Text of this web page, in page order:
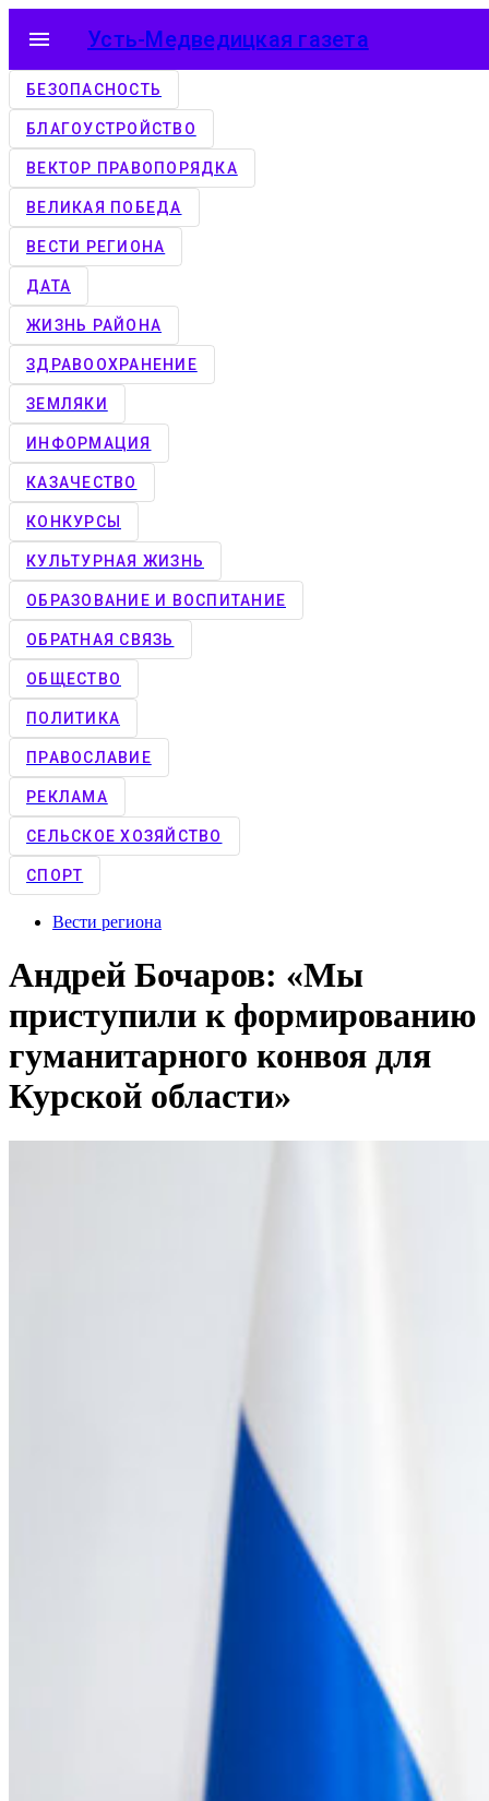
menu Усть-Медведицкая газета
БЕЗОПАСНОСТЬ
БЛАГОУСТРОЙСТВО
ВЕКТОР ПРАВОПОРЯДКА
ВЕЛИКАЯ ПОБЕДА
ВЕСТИ РЕГИОНА
ДАТА
ЖИЗНЬ РАЙОНА
ЗДРАВООХРАНЕНИЕ
ЗЕМЛЯКИ
ИНФОРМАЦИЯ
КАЗАЧЕСТВО
КОНКУРCЫ
КУЛЬТУРНАЯ ЖИЗНЬ
ОБРАЗОВАНИЕ И ВОСПИТАНИЕ
ОБРАТНАЯ СВЯЗЬ
ОБЩЕСТВО
ПОЛИТИКА
ПРАВОСЛАВИЕ
РЕКЛАМА
СЕЛЬСКОЕ ХОЗЯЙСТВО
СПОРТ
Вести региона
Андрей Бочаров: «Мы
приступили к формированию
гуманитарного конвоя для
Курской области»